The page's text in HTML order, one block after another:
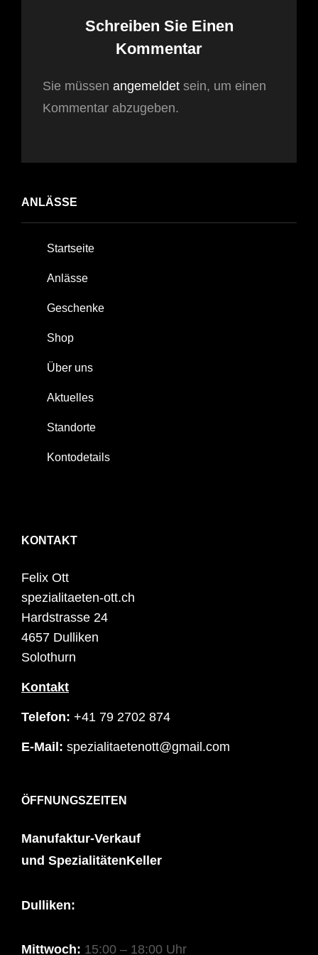
Schreiben Sie Einen
Kommentar
Sie müssen angemeldet sein, um einen
Kommentar abzugeben.
ANLÄSSE
Startseite
Anlässe
Geschenke
Shop
Über uns
Aktuelles
Standorte
Kontodetails
KONTAKT
Felix Ott
spezialitaeten-ott.ch
Hardstrasse 24
4657 Dulliken
Solothurn
Kontakt
Telefon: +41 79 2702 874
E-Mail: spezialitaetenott@gmail.com
ÖFFNUNGSZEITEN
Manufaktur-Verkauf
und SpezialitätenKeller
Dulliken:
Mittwoch: 15:00 – 18:00 Uhr